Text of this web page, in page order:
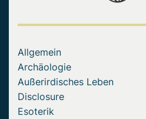
Allgemein
Archäologie
Außerirdisches Leben
Disclosure
Esoterik